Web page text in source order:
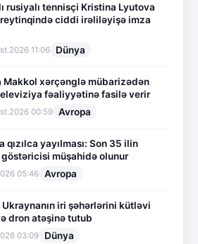
rusiyalı tennisçi Kristina Lyutova
ciddi irəliləyişə imza
11:06 Dünya
Makkol xərçənglə mübarizədən
fəaliyyətinə fasilə verir
00:59 Avropa
qızılca yayılması: Son 35 ilin
müşahidə olunur
05:46 Avropa
Ukraynanın iri şəhərlərini kütləvi
dron atəşinə tutub
03:09 Dünya